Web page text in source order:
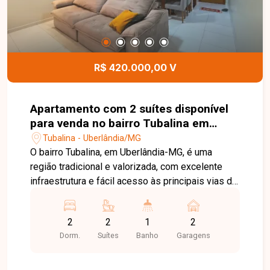
lar aconchegante em uma localização
privilegiada. Entre em contato com a Delta
Imóveis e agende sua visita. Nossa equipe está
pronta para apresentar todos os detalhes deste
imóvel e ajudar você a encontrar o imóvel ideal
para morar ou investir.
R$ 420.000,00 V
Apartamento com 2 suítes disponível
para venda no bairro Tubalina em
Uberlândia-MG
Tubalina - Uberlândia/MG
O bairro Tubalina, em Uberlândia-MG, é uma
região tradicional e valorizada, com excelente
infraestrutura e fácil acesso às principais vias da
farmácias, restaurantes e diversos comércios,
oferece praticidade, conforto e qualidade de vida
para toda a família. Apartamento com
2
Dorm.
2
Suítes
1
Banho
2
Garagens